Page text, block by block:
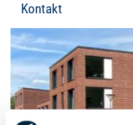
Kontakt